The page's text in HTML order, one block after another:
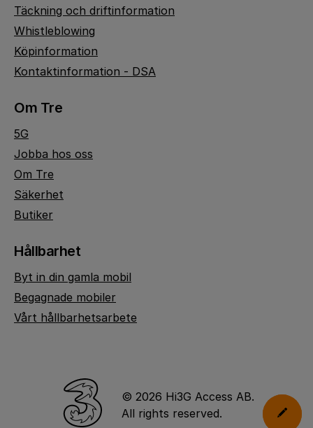
Täckning och driftinformation
Whistleblowing
Köpinformation
Kontaktinformation - DSA
Om Tre
5G
Jobba hos oss
Om Tre
Säkerhet
Butiker
Hållbarhet
Byt in din gamla mobil
Begagnade mobiler
Vårt hållbarhetsarbete
© 2026 Hi3G Access AB.
All rights reserved.